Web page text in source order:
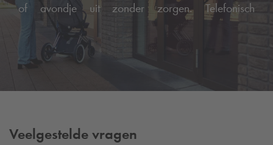
of avondje uit zonder zorgen. Telefonisch
reserveren is niet mogelijk.
Veelgestelde vragen